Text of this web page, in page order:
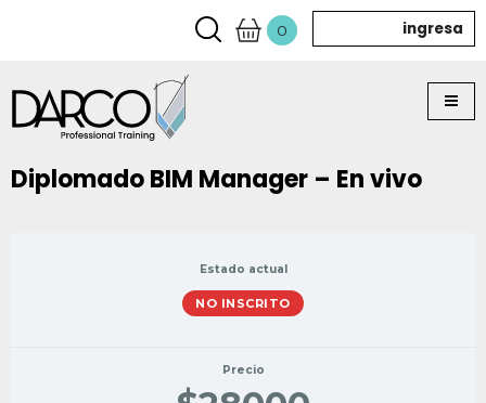
0 ingresa
Diplomado BIM Manager – En vivo
Estado actual
NO INSCRITO
Precio